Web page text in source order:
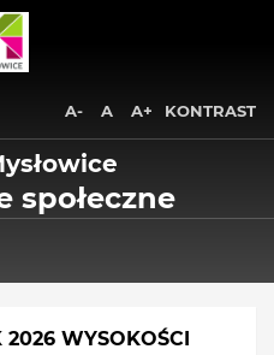
strony
głównej
stopki
serwisu
A- A A+ KONTRAST
społeczne
2026 WYSOKOŚCI